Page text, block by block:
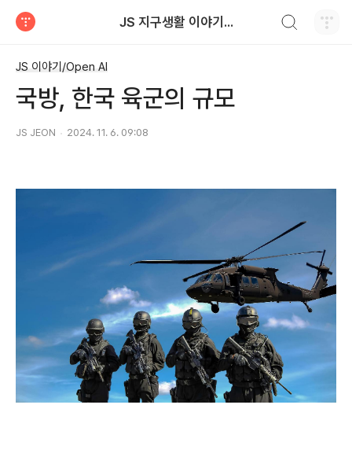
JS 지구생활 이야기...
JS 이야기/Open AI
국방, ​한국 육군의 규모
JS JEON 2024. 11. 6. 09:08